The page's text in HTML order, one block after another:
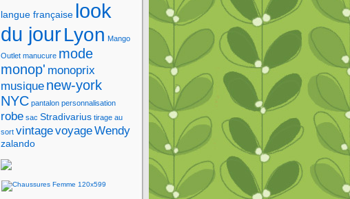
langue française look
du jourLyon Mango
Outlet manucure mode
monop' monoprix
musique new-york
NYC pantalon personnalisation
robe sac Stradivarius tirage au
sort vintagevoyageWendy
zalando